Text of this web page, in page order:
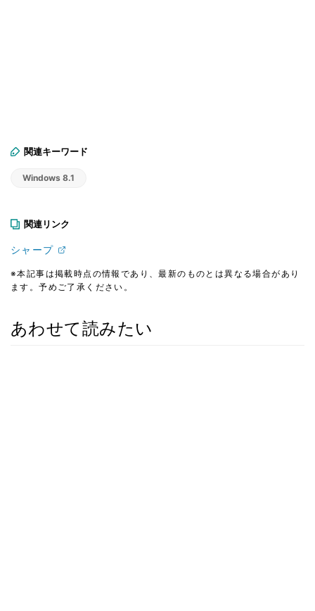
関連キーワード
Windows 8.1
関連リンク
シャープ
※本記事は掲載時点の情報であり、最新のものとは異なる場合があり
ます。予めご了承ください。
あわせて読みたい